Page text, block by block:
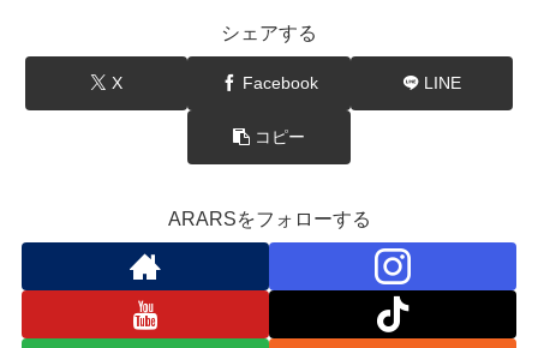
シェアする
X Facebook LINE
コピー
ARARSをフォローする